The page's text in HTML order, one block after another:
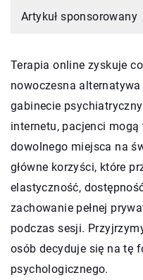
Artykuł sponsorowany
Terapia online zyskuje
nowoczesna
gabinecie
internetu, pacjenci
dowolnego miejsca na
główne korzyści, które
elastyczność,
zachowanie pełnej
podczas sesji.
osób decyduje się na tę
psychologicznego.